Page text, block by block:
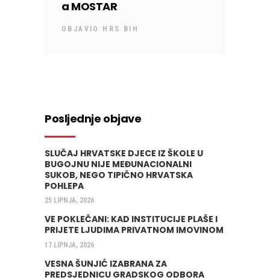
a MOSTAR
OBJAVIO HRS BIH
Posljednje objave
SLUČAJ HRVATSKE DJECE IZ ŠKOLE U
BUGOJNU NIJE MEĐUNACIONALNI
SUKOB, NEGO TIPIČNO HRVATSKA
POHLEPA
25 LIPNJA, 2026
VE POKLEČANI: KAD INSTITUCIJE PLAŠE I
PRIJETE LJUDIMA PRIVATNOM IMOVINOM
17 LIPNJA, 2026
VESNA ŠUNJIĆ IZABRANA ZA
PREDSJEDNICU GRADSKOG ODBORA